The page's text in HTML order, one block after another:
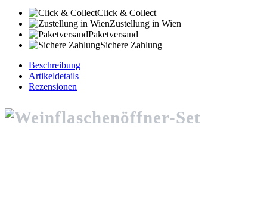
Click & Collect
Zustellung in Wien
Paketversand
Sichere Zahlung
Beschreibung
Artikeldetails
Rezensionen